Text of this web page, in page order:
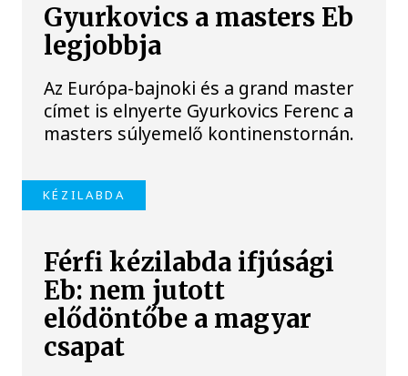
Gyurkovics a masters Eb
legjobbja
Az Európa-bajnoki és a grand master
címet is elnyerte Gyurkovics Ferenc a
masters súlyemelő kontinenstornán.
KÉZILABDA
Férfi kézilabda ifjúsági
Eb: nem jutott
elődöntőbe a magyar
csapat